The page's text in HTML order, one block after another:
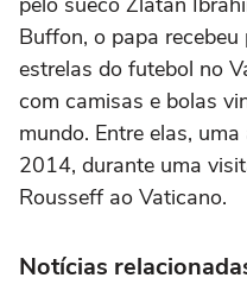
Buffon, o papa
estrelas do futebol no
com camisas e bolas
mundo. Entre elas,
2014, durante uma
Rousseff ao Vaticano.
Notícias